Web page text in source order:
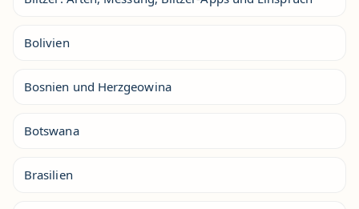
Bolivien
Bosnien und Herzgeowina
Botswana
Brasilien